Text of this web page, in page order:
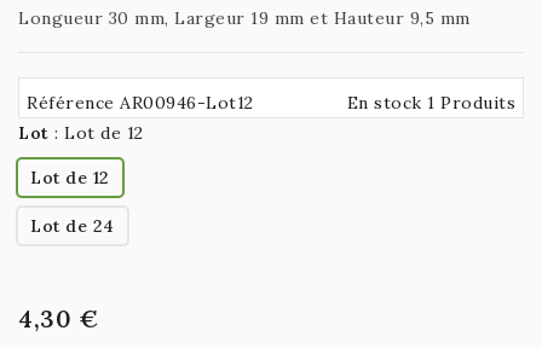
Longueur 30 mm, Largeur 19 mm et Hauteur 9,5 mm
Référence AR00946-Lot12
En stock 1 Produits
Lot : Lot de 12
Lot de 12
Lot de 24
4,30 €